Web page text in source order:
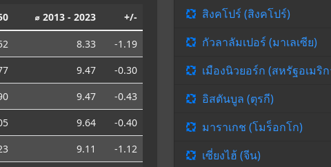
⌀ 2013 - 2023 +/-
8.33
-1.19
9.47
-0.30
9.47
-0.43
9.64
-0.40
9.11
-1.12
สิงคโปร์ (สิงคโปร์)
กัวลาลัมเปอร์ (มาเลเซีย)
เมืองนิวยอร์ก (สหรัฐอเมริ
อิสตันบูล (ตุรกี)
มาราเกช (โมร็อกโก)
เซี่ยงไฮ้ (จีน)